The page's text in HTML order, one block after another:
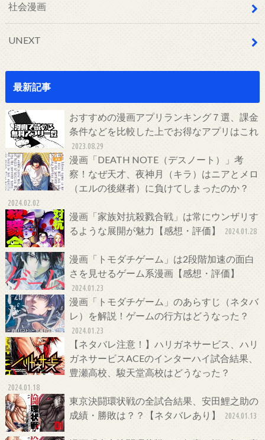
社会漫画
UNEXT
最新記事
おすすめの漫画アプリランキング７選、課金
条件などを比較した上でお得なアプリはこれ
2023.08.29
漫画「DEATH NOTE（デスノート）」考
察！なぜ天才、夜神月（キラ）はニアとメロ
（エルの後継者）に負けてしまったのか？
2024.02.02
漫画「家族対抗殺戮合戦」は常にウンザリす
るような展開が魅力【感想・評価】
2024.01.28
漫画「トモダチゲーム」は2段階加速の面白
さを見せるゲーム系漫画【感想・評価】
2024.01.23
漫画「トモダチゲーム」のあらすじ（ネタバ
レ）を解説！ゲームの行方はどうなった？
2024.01.23
【ネタバレ注意！】ハリガネサービス、ハリ
ガネサービスACEのインターハイ試合結果、
豊瀬高校、駿天堂高校はどうなった？
2024.01.18
東京決闘環状戦の全試合結果、安田鯉之助の
成績・勝敗は？？【ネタバレあり】
2024.01.13